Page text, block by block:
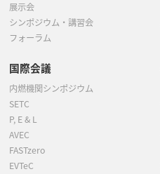
展示会
シンポジウム・講習会
フォーラム
国際会議
内燃機関シンポジウム
SETC
P, E & L
AVEC
FASTzero
EVTeC